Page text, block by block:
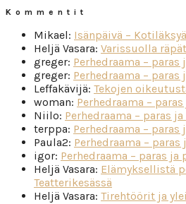
Kommentit
Mikael: Isänpäivä –
Heljä Vasara: Varissuolla
greger: Perhedraama – paras
greger: Perhedraama – paras
Leffakävijä: Tekojen
woman: Perhedraama –
Niilo: Perhedraama – paras
terppa: Perhedraama – paras
Paula2: Perhedraama – paras
igor: Perhedraama – paras ja
Heljä Vasara: Elämyksellistä
Teatterikesässä
Heljä Vasara: Tirehtöörit ja